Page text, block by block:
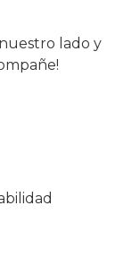
lado y